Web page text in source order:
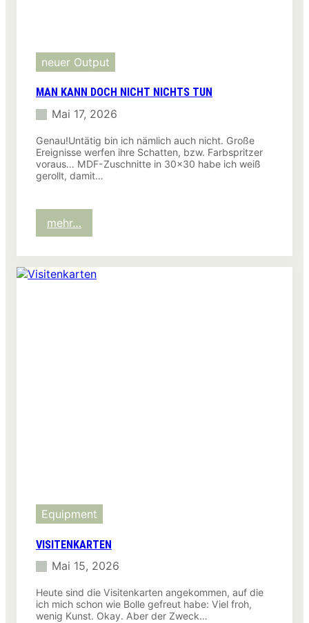
neuer Output
MAN KANN DOCH NICHT NICHTS TUN
Mai 17, 2026
Genau!Untätig bin ich nämlich auch nicht. Große
Ereignisse werfen ihre Schatten, bzw. Farbspritzer
voraus… MDF-Zuschnitte in 30×30 habe ich weiß
gerollt, damit…
mehr…
Man
doch
nicht
Equipment
VISITENKARTEN
Mai 15, 2026
Heute sind die Visitenkarten angekommen, auf die
ich mich schon wie Bolle gefreut habe: Viel froh,
wenig Kunst. Okay. Aber der Zweck…